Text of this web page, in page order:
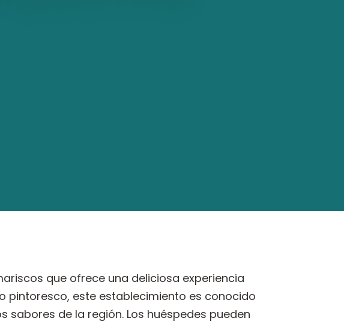
que ofrece una deliciosa experiencia
pintoresco, este establecimiento es conocido
de la región. Los huéspedes pueden